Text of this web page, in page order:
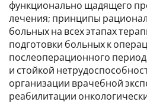
функционально щадящего
лечения; принципы
больных на всех этапах
подготовки больных к
послеоперационного
и стойкой
организации врачебной
реабилитации